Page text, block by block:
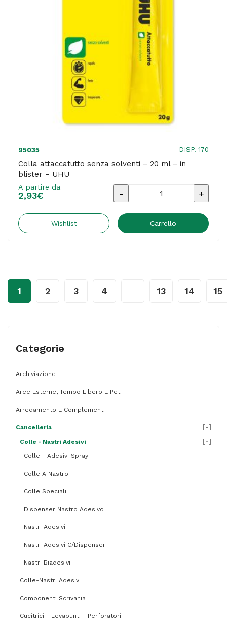
quantità
95035 DISP. 170
Colla attaccatutto senza solventi – 20 ml – in
blister – UHU
A partire da
2,93€
Colla
senza
Wishlist Carrello
1 2 3 4 13 14 15
Categorie
Archiviazione
Aree Esterne, Tempo Libero E Pet
Arredamento E Complementi
Cancelleria
Colle - Nastri Adesivi
Colle - Adesivi Spray
Colle A Nastro
Colle Speciali
Dispenser Nastro Adesivo
Nastri Adesivi
Nastri Adesivi C/dispenser
Nastri Biadesivi
[-]
Colle-Nastri Adesivi
Componenti Scrivania
Cucitrici - Levapunti - Perforatori
[-]